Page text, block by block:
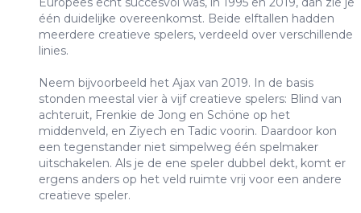
één duidelijke overeenkomst. Beide elftallen hadden
meerdere creatieve spelers, verdeeld over verschillende
linies.
Neem bijvoorbeeld het Ajax van 2019. In de basis
stonden meestal vier à vijf creatieve spelers: Blind van
achteruit, Frenkie de Jong en Schöne op het
middenveld, en Ziyech en Tadic voorin. Daardoor kon
een tegenstander niet simpelweg één spelmaker
uitschakelen. Als je de ene speler dubbel dekt, komt er
ergens anders op het veld ruimte vrij voor een andere
creatieve speler.